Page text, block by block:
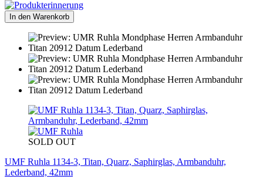
In den Warenkorb
SOLD OUT
UMF Ruhla 1134-3, Titan, Quarz, Saphirglas, Armbanduhr,
Lederband, 42mm